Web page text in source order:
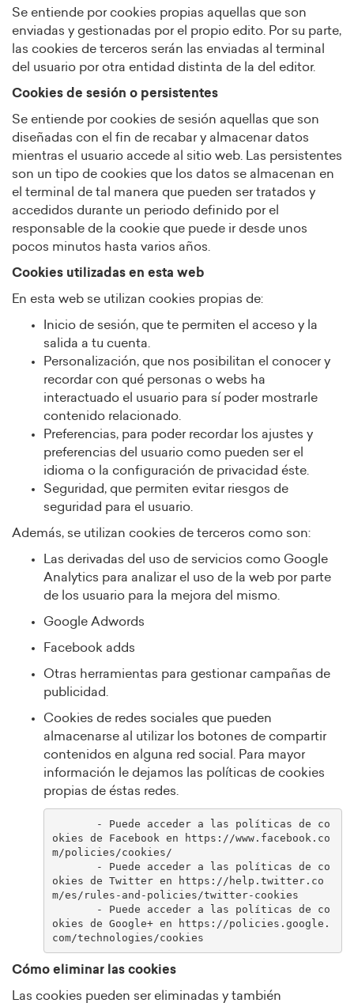
Se entiende por cookies propias aquellas que son
enviadas y gestionadas por el propio edito. Por su parte,
las cookies de terceros serán las enviadas al terminal
del usuario por otra entidad distinta de la del editor.
Cookies de sesión o persistentes
Se entiende por cookies de sesión aquellas que son
diseñadas con el fin de recabar y almacenar datos
mientras el usuario accede al sitio web. Las persistentes
son un tipo de cookies que los datos se almacenan en
el terminal de tal manera que pueden ser tratados y
accedidos durante un periodo definido por el
responsable de la cookie que puede ir desde unos
pocos minutos hasta varios años.
Cookies utilizadas en esta web
En esta web se utilizan cookies propias de:
Inicio de sesión, que te permiten el acceso y la
salida a tu cuenta.
Personalización, que nos posibilitan el conocer y
recordar con qué personas o webs ha
interactuado el usuario para sí poder mostrarle
contenido relacionado.
Preferencias, para poder recordar los ajustes y
preferencias del usuario como pueden ser el
idioma o la configuración de privacidad éste.
Seguridad, que permiten evitar riesgos de
seguridad para el usuario.
Además, se utilizan cookies de terceros como son:
Las derivadas del uso de servicios como Google
Analytics para analizar el uso de la web por parte
de los usuario para la mejora del mismo.
Google Adwords
Facebook adds
Otras herramientas para gestionar campañas de
publicidad.
Cookies de redes sociales que pueden
almacenarse al utilizar los botones de compartir
contenidos en alguna red social. Para mayor
información le dejamos las políticas de cookies
propias de éstas redes.
okies de Facebook en https://www.facebook.co
m/policies/cookies/
okies de Twitter en https://help.twitter.co
m/es/rules-and-policies/twitter-cookies
okies de Google+ en https://policies.google.
Cómo eliminar las cookies
Las cookies pueden ser eliminadas y también